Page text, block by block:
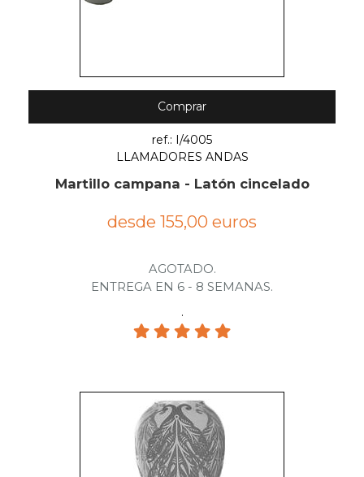
Comprar
ref.: I/4005
LLAMADORES ANDAS
Martillo campana - Latón cincelado
desde 155,00 euros
AGOTADO.
ENTREGA EN 6 - 8 SEMANAS.
.